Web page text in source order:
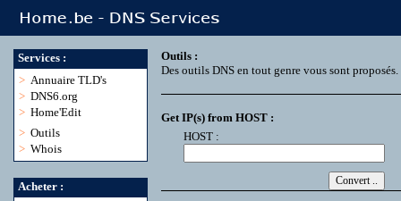
Services :
> Annuaire TLD's
> DNS6.org
> Home'Edit
> Outils
> Whois
Acheter :
Outils :
Des outils DNS en tout genre vous sont proposés.
Get IP(s) from HOST :
HOST :